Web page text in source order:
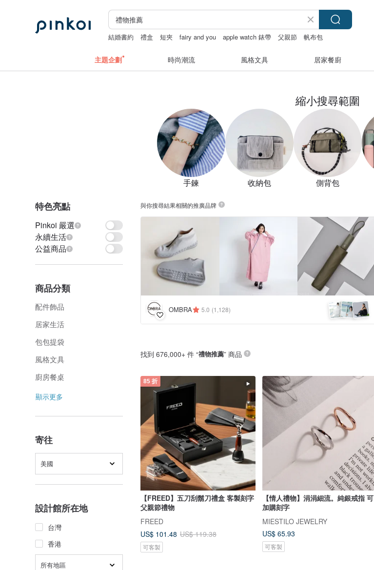
結婚書約 禮盒 短夾 fairy and you apple watch 錶帶 父親節
帆布包
主題企劃 時尚潮流 風格文具 居家餐廚
縮小搜尋範圍
手鍊 收納包 側背包
特色亮點
Pinkoi 嚴選
永續生活
公益商品
商品分類
配件飾品
居家生活
包包提袋
風格文具
廚房餐桌
顯示更多
寄往
美國
設計館所在地
台灣
香港
所有地區
與你搜尋結果相關的推廣品牌
OMBRA 5.0 (1,128)
找到 676,000+ 件 “禮物推薦” 商品
85 折
【FREED】五刀刮鬍刀禮盒 客製刻字
父親節禮物
FREED
US$ 101.48 US$ 119.38
可客製
【情人禮物】涓涓細流。純銀戒指 可
加購刻字
MIESTILO JEWELRY
US$ 65.93
可客製